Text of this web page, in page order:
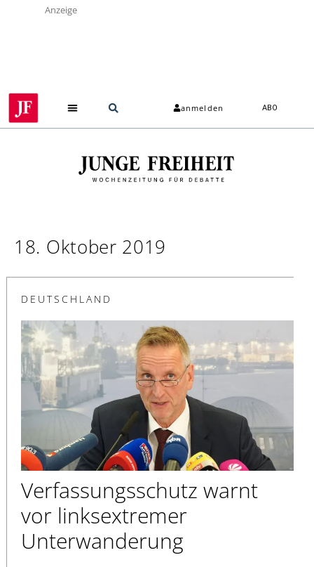
Anzeige
anmelden ABO
18. Oktober 2019
DEUTSCHLAND
Verfassungsschutz warnt
vor linksextremer
Unterwanderung